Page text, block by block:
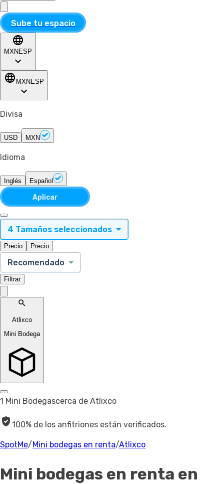
Sube tu espacio
MXN ESP
MXN ESP
Divisa
USD MXN
Idioma
Inglés Español
Aplicar
4 Tamaños seleccionados
Precio Precio
Recomendado
Filtrar
Atlixco
Mini Bodega
1 Mini Bodegascerca de Atlixco
100% de los anfitriones están verificados.
SpotMe/ Mini bodegas en renta/Atlixco
Mini bodegas en renta en